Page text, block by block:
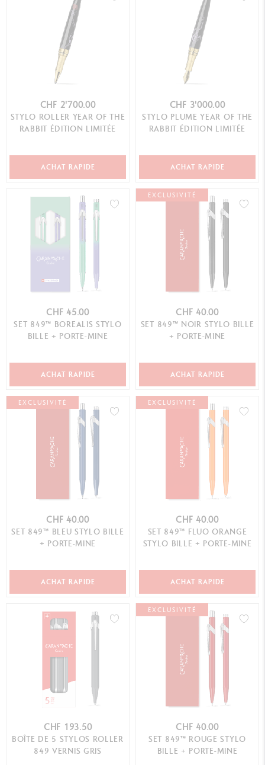
CHF 2'700.00
STYLO ROLLER YEAR OF THE
RABBIT ÉDITION LIMITÉE
ACHAT RAPIDE
CHF 3'000.00
STYLO PLUME YEAR OF THE
RABBIT ÉDITION LIMITÉE
ACHAT RAPIDE
CHF 45.00
SET 849™ BOREALIS STYLO
BILLE + PORTE-MINE
ACHAT RAPIDE
EXCLUSIVITÉ
CHF 40.00
SET 849™ NOIR STYLO BILLE
+ PORTE-MINE
ACHAT RAPIDE
EXCLUSIVITÉ
CHF 40.00
SET 849™ BLEU STYLO BILLE
+ PORTE-MINE
ACHAT RAPIDE
EXCLUSIVITÉ
CHF 40.00
SET 849™ FLUO ORANGE
STYLO BILLE + PORTE-MINE
ACHAT RAPIDE
CHF 193.50
BOÎTE DE 5 STYLOS ROLLER
849 VERNIS GRIS
EXCLUSIVITÉ
CHF 40.00
SET 849™ ROUGE STYLO
BILLE + PORTE-MINE